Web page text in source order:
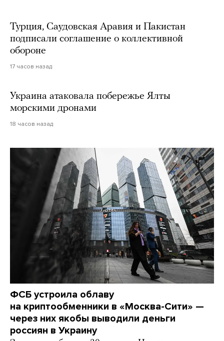
Турция, Саудовская Аравия и Пакистан
подписали соглашение о коллективной
обороне
17 часов назад
Украина атаковала побережье Ялты
морскими дронами
18 часов назад
ФСБ устроила облаву
на криптообменники в «Москва-Сити» —
через них якобы выводили деньги
россиян в Украину